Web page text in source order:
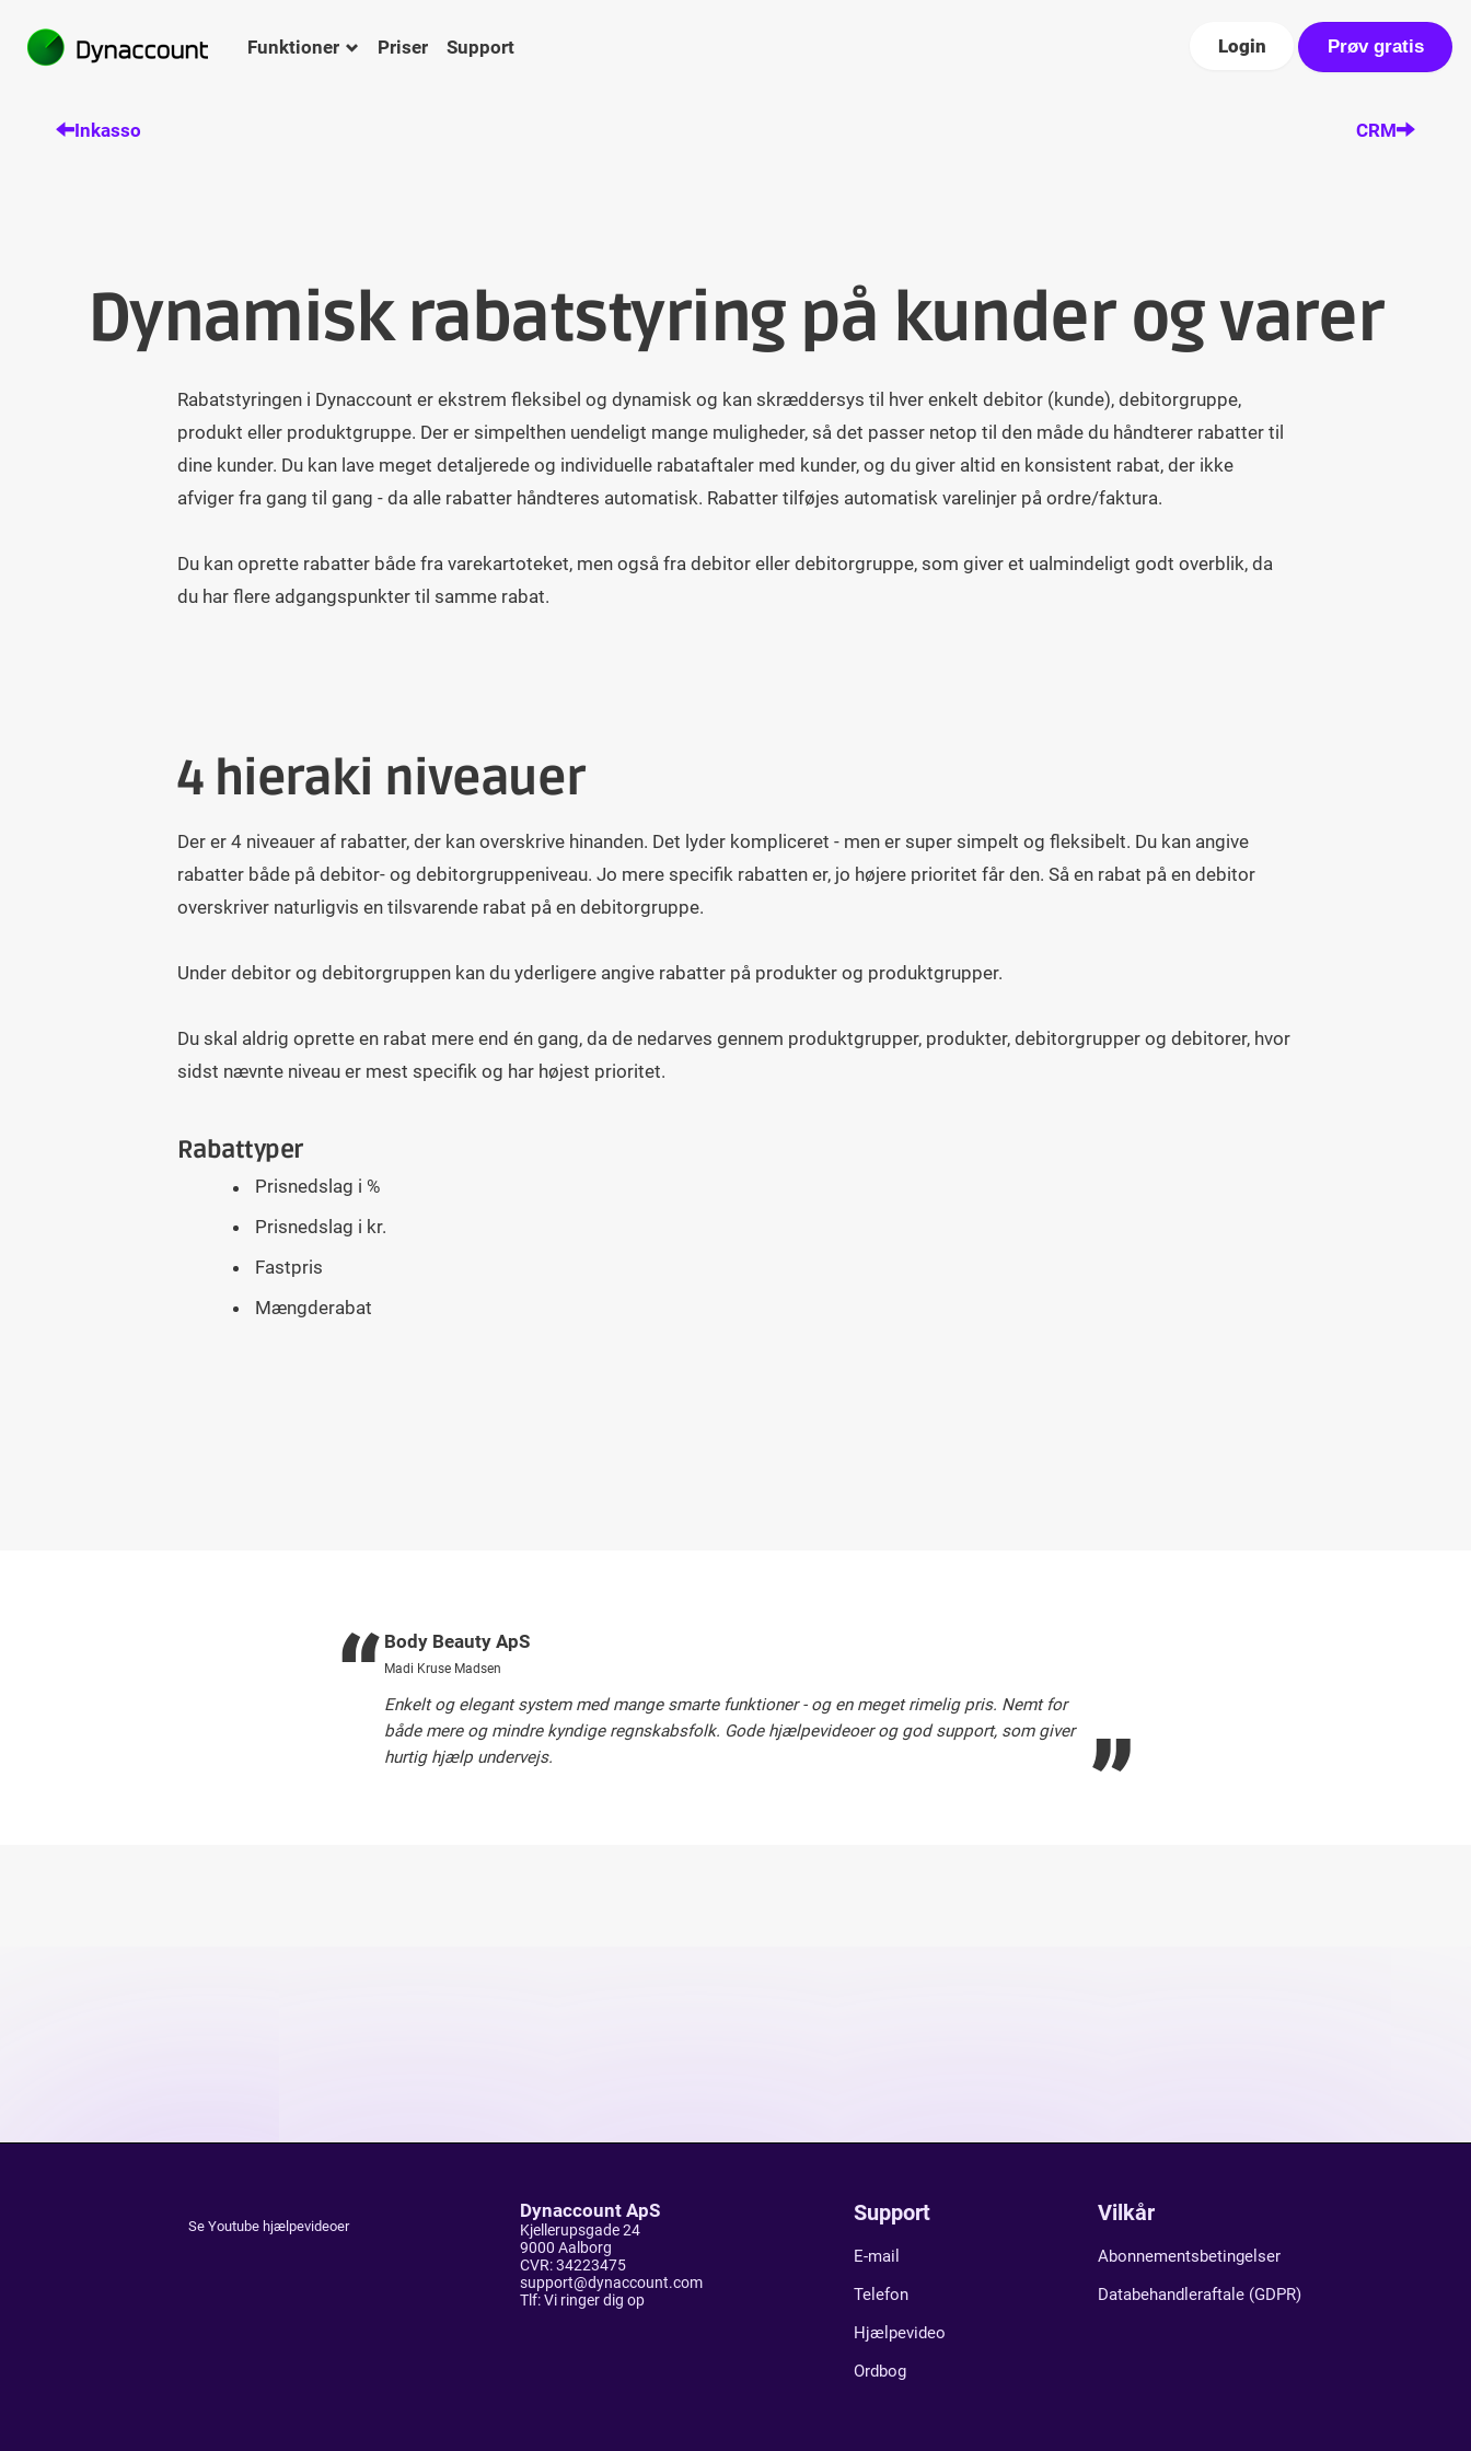
Funktioner Priser Support Login Prøv gratis
Inkasso CRM
Dynamisk rabatstyring på kunder og varer
Rabatstyringen i Dynaccount er ekstrem fleksibel og dynamisk og kan skræddersys til hver enkelt debitor (kunde), debitorgruppe,
produkt eller produktgruppe. Der er simpelthen uendeligt mange muligheder, så det passer netop til den måde du håndterer rabatter til
dine kunder. Du kan lave meget detaljerede og individuelle rabataftaler med kunder, og du giver altid en konsistent rabat, der ikke
afviger fra gang til gang - da alle rabatter håndteres automatisk. Rabatter tilføjes automatisk varelinjer på ordre/faktura.
Du kan oprette rabatter både fra varekartoteket, men også fra debitor eller debitorgruppe, som giver et ualmindeligt godt overblik, da
du har flere adgangspunkter til samme rabat.
4 hieraki niveauer
Der er 4 niveauer af rabatter, der kan overskrive hinanden. Det lyder kompliceret - men er super simpelt og fleksibelt. Du kan angive
rabatter både på debitor- og debitorgruppeniveau. Jo mere specifik rabatten er, jo højere prioritet får den. Så en rabat på en debitor
overskriver naturligvis en tilsvarende rabat på en debitorgruppe.
Under debitor og debitorgruppen kan du yderligere angive rabatter på produkter og produktgrupper.
Du skal aldrig oprette en rabat mere end én gang, da de nedarves gennem produktgrupper, produkter, debitorgrupper og debitorer, hvor
sidst nævnte niveau er mest specifik og har højest prioritet.
Rabattyper
Prisnedslag i %
Prisnedslag i kr.
Fastpris
Mængderabat
“ Body Beauty ApS
Madi Kruse Madsen
Enkelt og elegant system med mange smarte funktioner - og en meget rimelig pris. Nemt for
både mere og mindre kyndige regnskabsfolk. Gode hjælpevideoer og god support, som giver
hurtig hjælp undervejs.
„
Se Youtube hjælpevideoer
Dynaccount ApS
Kjellerupsgade 24
9000 Aalborg
CVR: 34223475
support@dynaccount.com
Tlf: Vi ringer dig op
Support
E-mail
Telefon
Hjælpevideo
Ordbog
Vilkår
Abonnementsbetingelser
Databehandleraftale (GDPR)